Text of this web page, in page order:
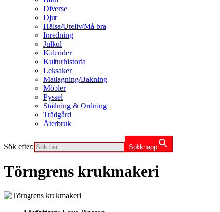
Diverse
Djur
Hälsa/Uteliv/Må bra
Inredning
Julkul
Kalender
Kulturhistoria
Leksaker
Matlagning/Bakning
Möbler
Pyssel
Städning & Ordning
Trädgård
Återbruk
Sök efter: Sökknapp
Törngrens krukmakeri